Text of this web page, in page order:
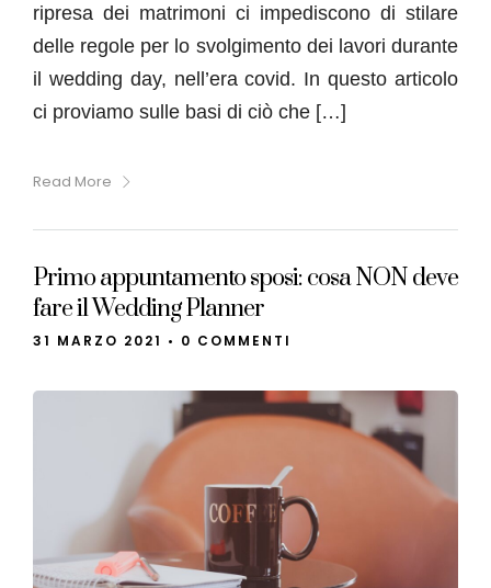
ripresa dei matrimoni ci impediscono di stilare
delle regole per lo svolgimento dei lavori durante
il wedding day, nell’era covid. In questo articolo
ci proviamo sulle basi di ciò che […]
Read More
Primo appuntamento sposi: cosa NON deve
fare il Wedding Planner
31 MARZO 2021 • 0 COMMENTI